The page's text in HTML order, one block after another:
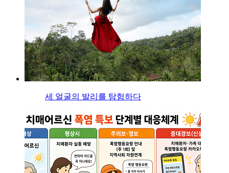
세 얼굴의 발리를 탐험하다